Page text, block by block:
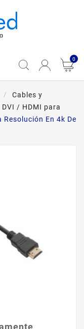
0
Cables y
/ HDMI para
Resolución En 4k De